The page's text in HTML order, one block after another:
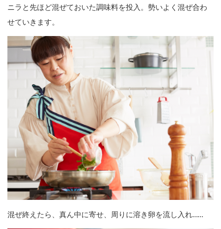
ニラと先ほど混ぜておいた調味料を投入。勢いよく混ぜ合わ
せていきます。
混ぜ終えたら、真ん中に寄せ、周りに溶き卵を流し入れ……